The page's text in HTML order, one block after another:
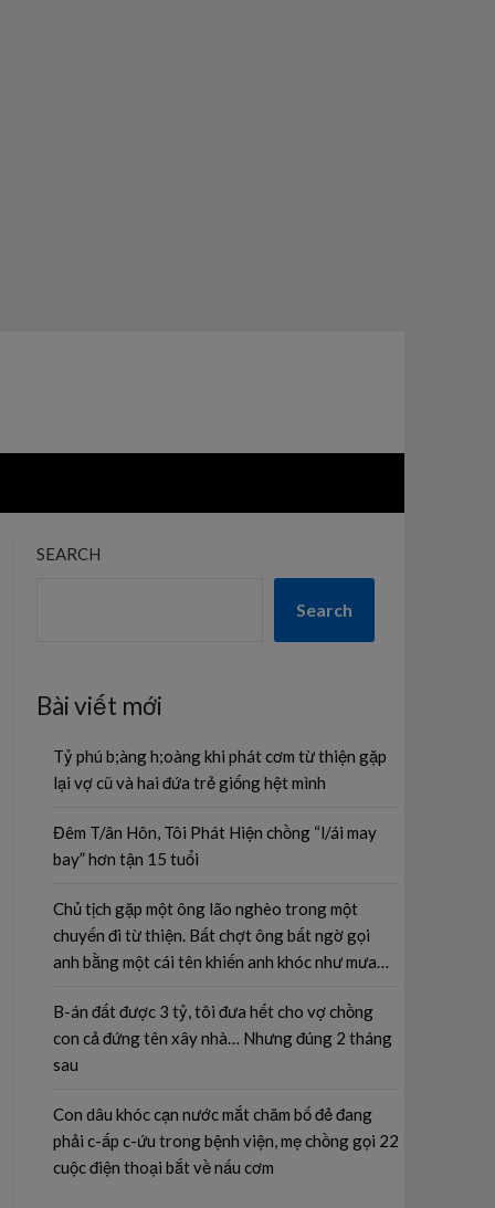
SEARCH
Search
Bài viết mới
Tỷ phú b;àng h;oàng khi phát cơm từ thiện gặp
lại vợ cũ và hai đứa trẻ giống hệt mình
Đêm T/ân Hôn, Tôi Phát Hiện chồng “l/ái may
bay” hơn tận 15 tuổi
Chủ tịch gặp một ông lão nghèo trong một
chuyến đi từ thiện. Bất chợt ông bất ngờ gọi
anh bằng một cái tên khiến anh khóc như mưa…
B-án đất được 3 tỷ, tôi đưa hết cho vợ chồng
con cả đứng tên xây nhà… Nhưng đúng 2 tháng
sau
Con dâu khóc cạn nước mắt chăm bố đẻ đang
phải c-ấp c-ứu trong bệnh viện, mẹ chồng gọi 22
cuộc điện thoại bắt về nấu cơm